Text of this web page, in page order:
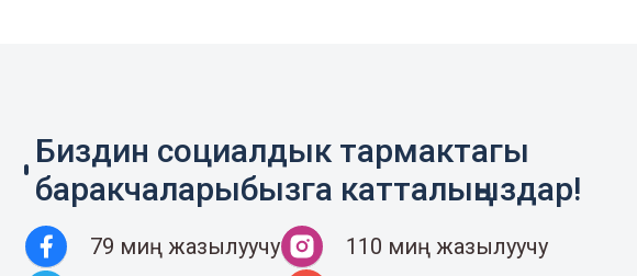
Биздин социалдык тармактагы
баракчаларыбызга катталыңыздар!
79 миң жазылуучу
110 миң жазылуучу